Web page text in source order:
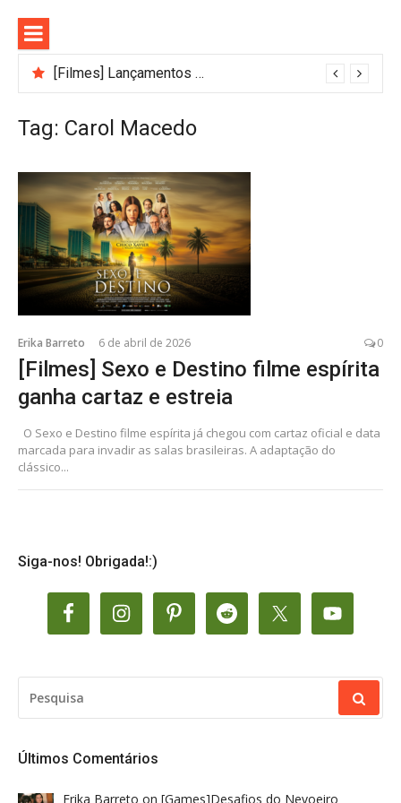
para
conteúdo
[Filmes] Lançamentos de agosto no Adrenalina Pura+ trazem ação e suspense
Tag: Carol Macedo
Erika Barreto 6 de abril de 2026 0
[Filmes] Sexo e Destino filme espírita
ganha cartaz e estreia
O Sexo e Destino filme espírita já chegou com cartaz oficial e data
marcada para invadir as salas brasileiras. A adaptação do
clássico...
Siga-nos! Obrigada!:)
POR:
Últimos Comentários
Erika Barreto on [Games]Desafios do Nevoeiro